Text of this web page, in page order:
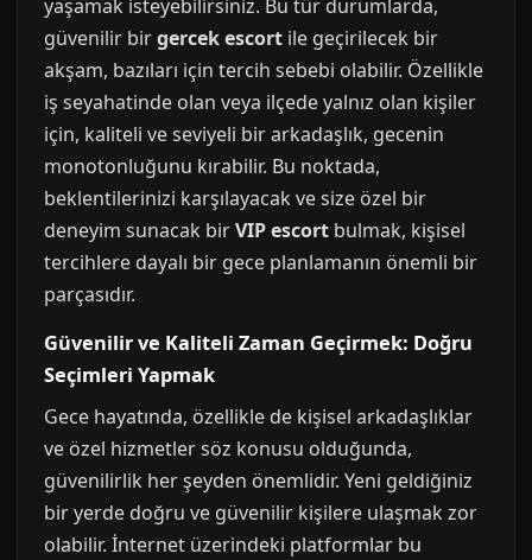
yaşamak isteyebilirsiniz. Bu tür durumlarda,
güvenilir birgercek escort ile geçirilecek bir
akşam, bazıları için tercih sebebi olabilir. Özellikle
iş seyahatinde olan veya ilçede yalnız olan kişiler
için, kaliteli ve seviyeli bir arkadaşlık, gecenin
monotonluğunu kırabilir. Bu noktada,
beklentilerinizi karşılayacak ve size özel bir
deneyim sunacak birVIP escort bulmak, kişisel
tercihlere dayalı bir gece planlamanın önemli bir
parçasıdır.
Güvenilir ve Kaliteli Zaman Geçirmek: Doğru
Seçimleri Yapmak
Gece hayatında, özellikle de kişisel arkadaşlıklar
ve özel hizmetler söz konusu olduğunda,
güvenilirlik her şeyden önemlidir. Yeni geldiğiniz
bir yerde doğru ve güvenilir kişilere ulaşmak zor
olabilir. İnternet üzerindeki platformlar bu